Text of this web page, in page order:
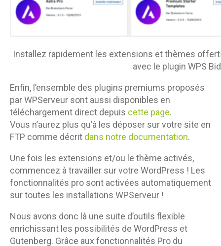
Installez rapidement les extensions et thèmes
avec le plugin WPS
Enfin, l’ensemble des plugins premiums proposés
par WPServeur sont aussi disponibles en
téléchargement direct depuis cette page.
Vous n’aurez plus qu’à les déposer sur votre site en
FTP comme décrit dans notre documentation.
Une fois les extensions et/ou le thème activés,
commencez à travailler sur votre WordPress ! Les
fonctionnalités pro sont activées automatiquement
sur toutes les installations WPServeur !
Nous avons donc là une suite d’outils flexible
enrichissant les possibilités de WordPress et
Gutenberg. Grâce aux fonctionnalités Pro du